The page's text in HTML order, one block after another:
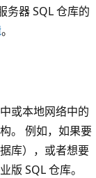
务器 SQL 仓库的
。
或本地网络中的
。 例如，如果要
库），或者想要
版 SQL 仓库。